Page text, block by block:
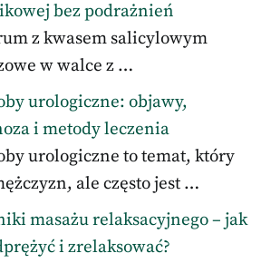
bez podrażnień
z kwasem salicylowym
w walce z …
urologiczne: objawy,
i metody leczenia
urologiczne to temat, który
ale często jest …
masażu relaksacyjnego – jak
i zrelaksować?